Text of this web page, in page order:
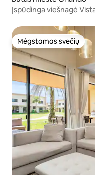
Įspūdinga viešnagė
Mėgstamas svečių
Mėgstamas svečių